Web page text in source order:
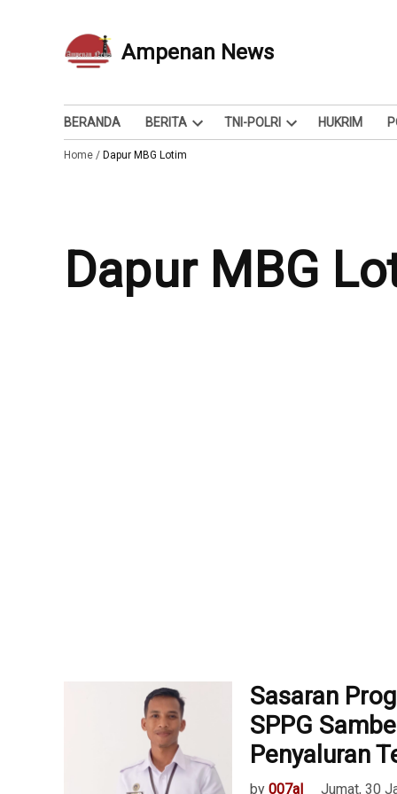
Ampenan News
Berita dan Info
BERANDA BERITA
Open
TNI-POLRI
Open
HUKRIM
Home / Dapur MBG Lotim
Dapur MBG
Sasaran
SPPG
Penyaluran
by 007al Jumat, 30